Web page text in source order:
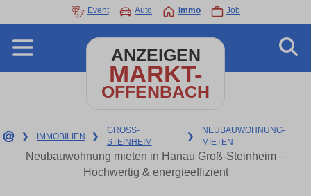
Event Auto Immo Job
ANZEIGEN
MARKT-
OFFENBACH
❯ IMMOBILIEN ❯
GROSS-
STEINHEIM
❯
NEUBAUWOHNUNG-
MIETEN
Neubauwohnung mieten in Hanau Groß-Steinheim –
Hochwertig & energieeffizient